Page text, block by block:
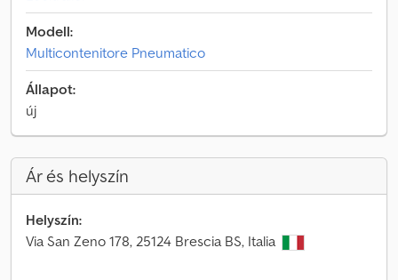
Modell:
Multicontenitore Pneumatico
Állapot:
új
Ár és helyszín
Helyszín:
Via San Zeno 178, 25124 Brescia BS, Italia